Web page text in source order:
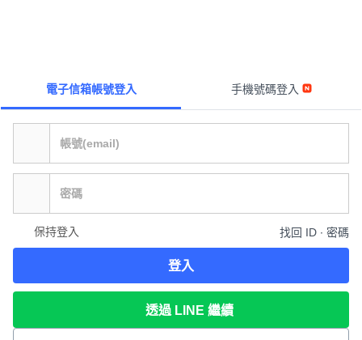
電子信箱帳號登入 手機號碼登入
保持登入 找回 ID ∙ 密碼
登入
透過 LINE 繼續